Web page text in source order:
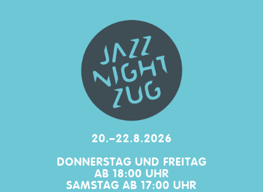
20.–22.8.2026
DONNERSTAG UND FREITAG
AB 18:00 UHR
SAMSTAG AB 17:00 UHR